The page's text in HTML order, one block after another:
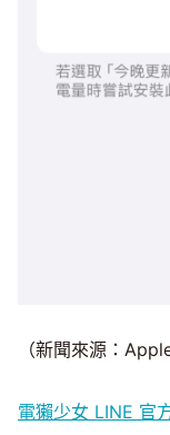
（新聞來源：
電獺少女 LINE 官